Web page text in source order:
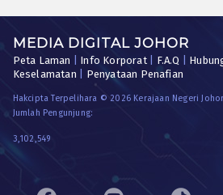
MEDIA DIGITAL JOHOR
Peta Laman Info Korporat| F.A.Q
Keselamatan
Penyataan Penafian
Hakcipta Terpelihara © 2026 Kerajaan Negeri
Jumlah Pengunjung:
3,102,549